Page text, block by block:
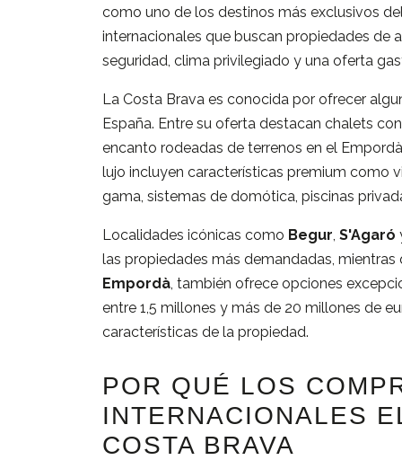
como uno de los destinos más exclusivos
internacionales que buscan propiedades de
seguridad, clima privilegiado y una oferta
La Costa Brava es conocida por ofrecer
España. Entre su oferta destacan chalets
encanto rodeadas de terrenos en el
lujo incluyen características premium como
gama, sistemas de domótica, piscinas
Localidades icónicas como Begur, S'Agaró
las propiedades más demandadas, mientras
Empordà, también ofrece opciones
entre 1,5 millones y más de 20 millones de
características de la propiedad.
POR QUÉ LOS
INTERNACIONALES
COSTA BRAVA